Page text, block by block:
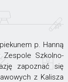
p. Hanną
Szkolno-
zapoznać się
z Kalisza